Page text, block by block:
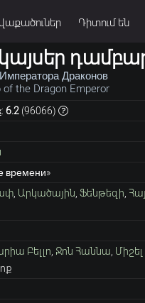
Դիտում են
Драконов
the Dragon Emperor
: 6.2(96066)
времени»
, Արկածային Ֆենթեզի
Բելլո Ջոն Հաննա